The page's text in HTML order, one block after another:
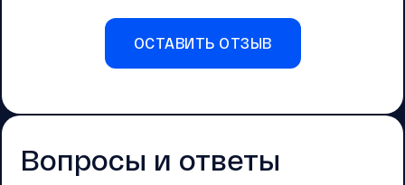
ОСТАВИТЬ ОТЗЫВ
Вопросы и ответы